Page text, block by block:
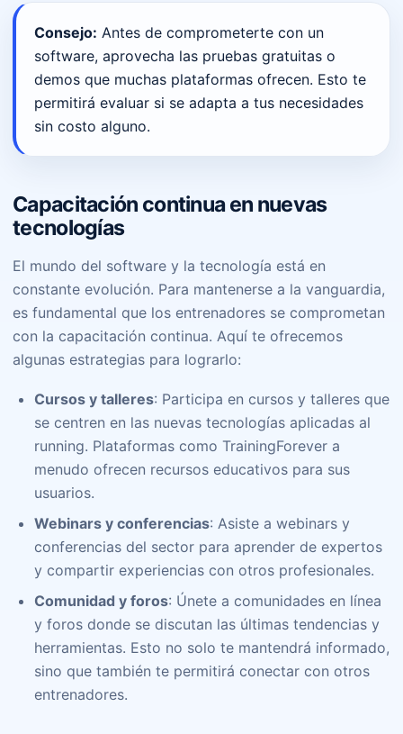
Consejo: Antes de comprometerte con un
software, aprovecha las pruebas gratuitas o
demos que muchas plataformas ofrecen. Esto te
permitirá evaluar si se adapta a tus necesidades
sin costo alguno.
Capacitación continua en nuevas
tecnologías
El mundo del software y la tecnología está en
constante evolución. Para mantenerse a la vanguardia,
es fundamental que los entrenadores se comprometan
con la capacitación continua. Aquí te ofrecemos
algunas estrategias para lograrlo:
Cursos y talleres: Participa en cursos y talleres que
se centren en las nuevas tecnologías aplicadas al
running. Plataformas como TrainingForever a
menudo ofrecen recursos educativos para sus
usuarios.
Webinars y conferencias: Asiste a webinars y
conferencias del sector para aprender de expertos
y compartir experiencias con otros profesionales.
Comunidad y foros: Únete a comunidades en línea
y foros donde se discutan las últimas tendencias y
herramientas. Esto no solo te mantendrá informado,
sino que también te permitirá conectar con otros
entrenadores.